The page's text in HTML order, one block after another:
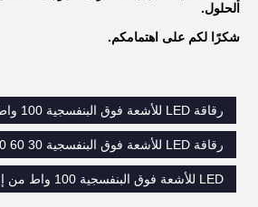
الحلول.
شكرًا لكم على اهتمامكم.
رقاقة LED للأشعة فوق البنفسجية 100 واط
رقاقة LED للأشعة فوق البنفسجية 30 60 90120 درجة
LED للأشعة فوق البنفسجية 100 واط من إل جي